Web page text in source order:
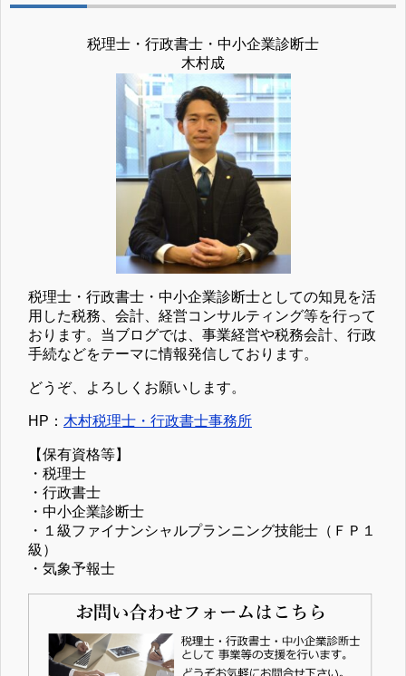
税理士・行政書士・中小企業診断士
木村成
税理士・行政書士・中小企業診断士としての知見を活
用した税務、会計、経営コンサルティング等を行って
おります。当ブログでは、事業経営や税務会計、行政
手続などをテーマに情報発信しております。
どうぞ、よろしくお願いします。
HP： 木村税理士・行政書士事務所
【保有資格等】
・税理士
・行政書士
・中小企業診断士
・１級ファイナンシャルプランニング技能士（ＦＰ１
級）
・気象予報士